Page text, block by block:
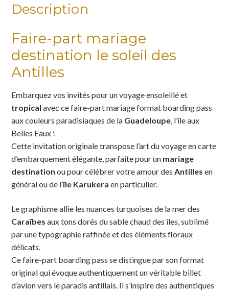
Description
Faire-part mariage
destination le soleil des
Antilles
Embarquez vos invités pour un voyage ensoleillé et
tropical avec ce faire-part mariage format boarding pass
aux couleurs paradisiaques de la Guadeloupe, l’île aux
Belles Eaux !
Cette invitation originale transpose l’art du voyage en carte
d’embarquement élégante, parfaite pour un mariage
destination ou pour célébrer votre amour des Antilles en
général ou de l’île Karukera en particulier.
Le graphisme allie les nuances turquoises de la mer des
Caraïbes aux tons dorés du sable chaud des îles, sublimé
par une typographie raffinée et des éléments floraux
délicats.
Ce faire-part boarding pass se distingue par son format
original qui évoque authentiquement un véritable billet
d’avion vers le paradis antillais. Il s’inspire des authentiques